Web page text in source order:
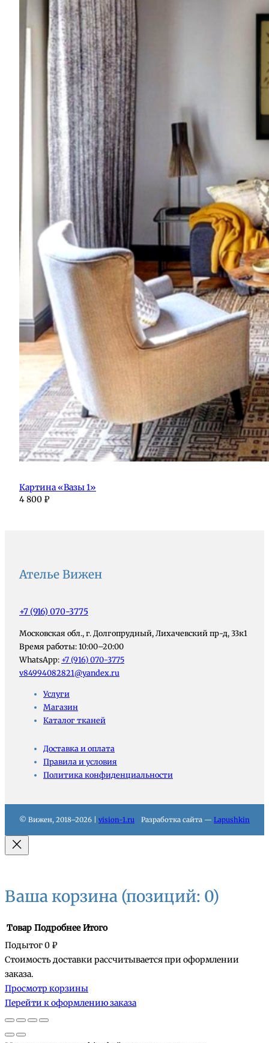
Картина «Вазы 1»
4 800 ₽
Ателье Вижен
+7 (916) 070-3775
Московская обл., г. Долгопрудный, Лихачевский пр-д, 33к1
Время работы: 10:00–20:00
WhatsApp: +7 (916) 070-3775
v84994082821@yandex.ru
Услуги
Магазин
Каталог тканей
Доставка и оплата
Правила и условия
Политика конфиденциальности
© Вижен, 2018–2026 | vision-1.ru Разработка сайта — Lapushkin
Ваша корзина (позиций: 0)
Товары
в
корзине
Товар Подробнее Итого
Подытог0 ₽
Стоимость доставки рассчитывается при оформлении
заказа.
Просмотр корзины
Перейти к оформлению заказа